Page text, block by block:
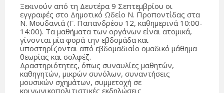
Ξεκινούν από τη Δευτέρα 9 Σεπτεμβρίου οι
εγγραφές στο Δημοτικό Ωδείο Ν. Προποντίδας στα
Ν. Μουδανιά (Γ. Παπανδρέου 12, καθημερινά 10:00-
14:00). Τα μαθήματα των οργάνων είναι ατομικά,
γίνονται μία φορά την εβδομάδα και
υποστηρίζονται από εβδομαδιαίο ομαδικό μάθημα
θεωρίας και σολφέζ.
Δραστηριότητες, όπως συναυλίες μαθητών,
καθηγητών, μικρών συνόλων, συναντήσεις
μουσικών σχημάτων, συμμετοχή σε
κοινωνικοπολιτιστικές εκδηλώσεις